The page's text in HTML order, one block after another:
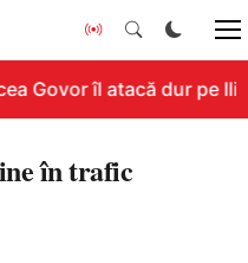
Govor îl atacă dur pe
în trafic